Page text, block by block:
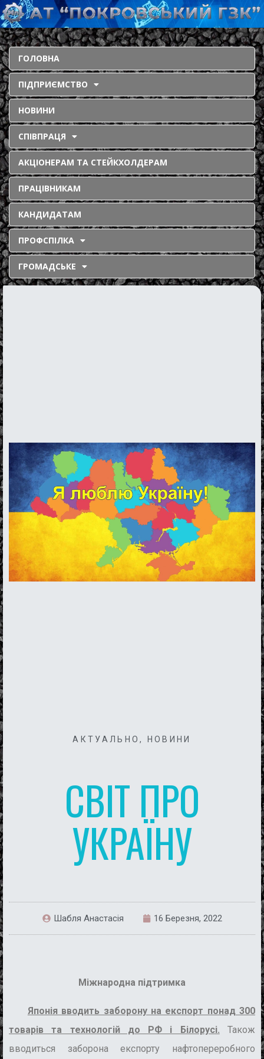
ГОЛОВНА
ПІДПРИЄМСТВО
НОВИНИ
СПІВПРАЦЯ
АКЦІОНЕРАМ ТА СТЕЙКХОЛДЕРАМ
ПРАЦІВНИКАМ
КАНДИДАТАМ
ПРОФСПІЛКА
ГРОМАДСЬКЕ
АКТУАЛЬНО, НОВИНИ
СВІТ ПРО
УКРАЇНУ
Шабля Анастасія 16 Березня, 2022
Міжнародна підтримка
Японія вводить заборону на експорт понад 300
товарів та технологій до РФ і Білорусі. Також
вводиться заборона експорту нафтопереробного